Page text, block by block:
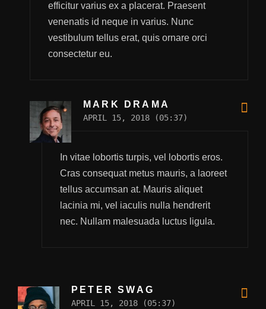
efficitur varius ex a placerat. Praesent
venenatis id neque in varius. Nunc
vestibulum tellus erat, quis ornare orci
consectetur eu.
MARK DRAMA
APRIL 15, 2018 (05:37)
In vitae lobortis turpis, vel lobortis eros.
Cras consequat metus mauris, a laoreet
tellus accumsan at. Mauris aliquet
lacinia mi, vel iaculis nulla hendrerit
nec. Nullam malesuada luctus ligula.
PETER SWAG
APRIL 15, 2018 (05:37)